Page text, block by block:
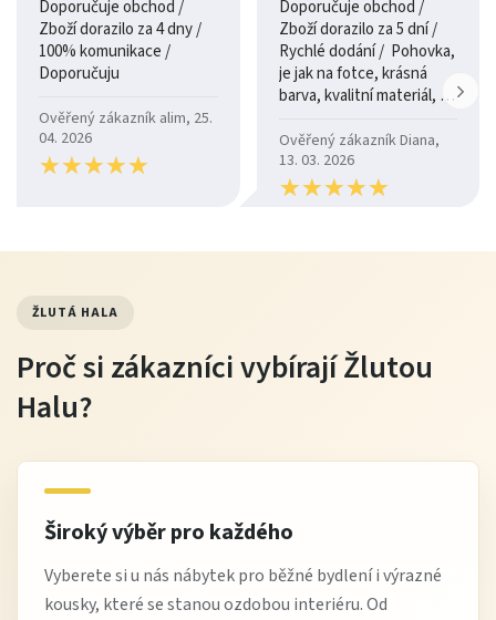
Doporučuje obchod /
Zboží dorazilo za 4 dny /
100% komunikace /
Doporučuju
Ověřený zákazník alim, 25.
04. 2026
★★★★★
★★★★★
Doporučuje obchod /
Zboží dorazilo za 5 dní /
Rychlé dodání / Pohovka,
je jak na fotce, krásná
barva, kvalitní materiál, a
Ověřený zákazník Diana,
13. 03. 2026
★★★★★
★★★★★
ŽLUTÁ HALA
Proč si zákazníci vybírají Žlutou
Halu?
Široký výběr pro každého
Vyberete si u nás nábytek pro běžné bydlení i výrazné
kousky, které se stanou ozdobou interiéru. Od